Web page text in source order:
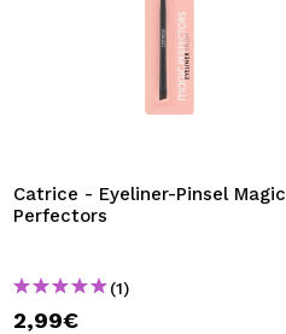
Catrice - Eyeliner-Pinsel Magic
Perfectors
(1)
2,99€